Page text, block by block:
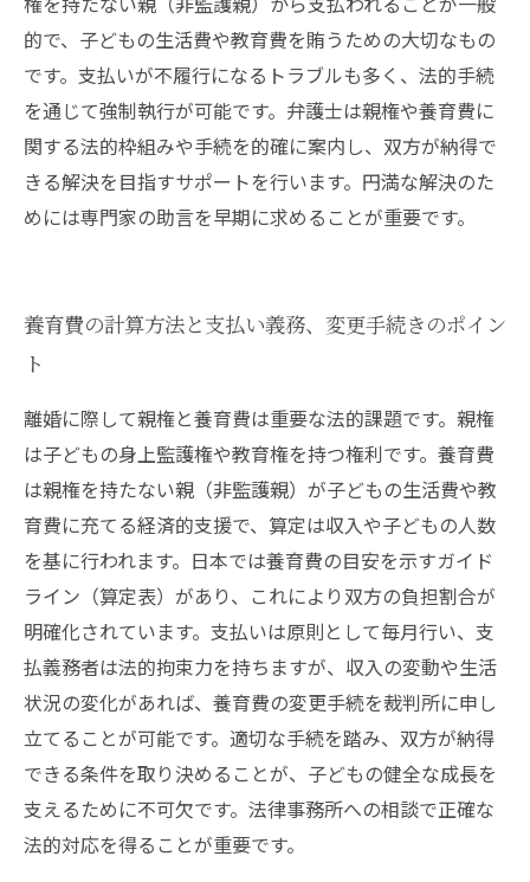
的で、子どもの生活費や教育費を賄うための大切なもの
です。支払いが不履行になるトラブルも多く、法的手続
を通じて強制執行が可能です。弁護士は親権や養育費に
関する法的枠組みや手続を的確に案内し、双方が納得で
きる解決を目指すサポートを行います。円満な解決のた
めには専門家の助言を早期に求めることが重要です。
養育費の計算方法と支払い義務、変更手続きのポイン
ト
離婚に際して親権と養育費は重要な法的課題です。親権
は子どもの身上監護権や教育権を持つ権利です。養育費
は親権を持たない親（非監護親）が子どもの生活費や教
育費に充てる経済的支援で、算定は収入や子どもの人数
を基に行われます。日本では養育費の目安を示すガイド
ライン（算定表）があり、これにより双方の負担割合が
明確化されています。支払いは原則として毎月行い、支
払義務者は法的拘束力を持ちますが、収入の変動や生活
状況の変化があれば、養育費の変更手続を裁判所に申し
立てることが可能です。適切な手続を踏み、双方が納得
できる条件を取り決めることが、子どもの健全な成長を
支えるために不可欠です。法律事務所への相談で正確な
法的対応を得ることが重要です。